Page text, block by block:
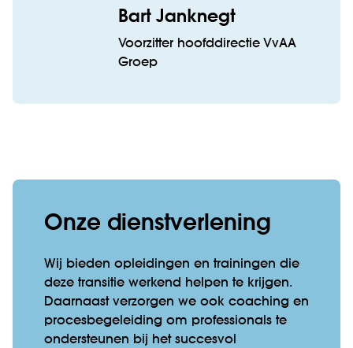
Bart Janknegt
Voorzitter hoofddirectie VvAA
Groep
Onze dienstverlening
Wij bieden opleidingen en trainingen die
deze transitie werkend helpen te krijgen.
Daarnaast verzorgen we ook coaching en
procesbegeleiding om professionals te
ondersteunen bij het succesvol